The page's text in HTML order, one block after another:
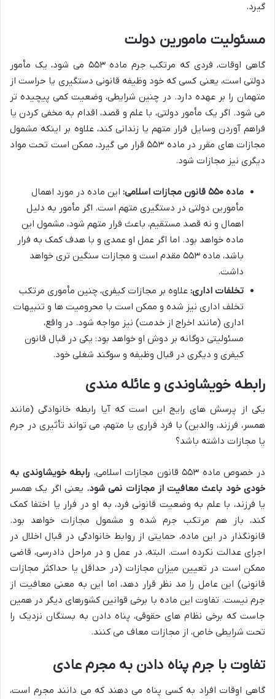
گیرد.
مسئولیت مامورین دولت
گاهی اوقات، فردی که مرتکب جرم ماده ۵۵۳ می شود، یک مأمور
دولتی است، یعنی کسی که خود وظیفه قانونی دستگیری یا حراست از
متهمان را بر عهده دارد. در چنین شرایطی، وضعیت کمی پیچیده تر
می شود. اگر یک مأمور دولتی، با علم و قصد، اقدام به مخفی کردن یا
فراهم آوردن وسایل فرار متهم یا زندانی کند، علاوه بر اینکه مشمول
مجازات های مقرر در ماده ۵۵۳ قرار می گیرد، ممکن است تحت مواد
دیگری نیز مجازات شود.
ماده ۵۵۰ قانون مجازات اسلامی:
این ماده در مورد اهمال
مأمورین دولتی در دستگیری متهم است. اگر مأمور به دلیل
اهمال و نه قصد مستقیم، باعث فرار متهم شود، مشمول این
ماده خواهد بود. اما اگر عمل او عمدی و با هدف کمک به فرار
باشد، ماده ۵۵۳ مقدم است و مجازات سنگین تری خواهد
داشت.
تخلفات اداری: علاوه بر مجازات کیفری، چنین مأموری مرتکب
تخلف اداری نیز شده و ممکن است با محرومیت ها و تنبیهات
اداری (مانند اخراج از خدمت) نیز مواجه شود. در واقع،
مسئولیتی دوگانه بر دوش او خواهد بود: یکی در قبال قانون
کیفری و دیگری در قبال وظیفه و سوگند شغلی خود.
رابطه خویشاوندی و عائله مندی
یکی از پرسش های رایج این است که آیا رابطه خانوادگی (مانند
همسر، فرزند، والدین) با فرد فراری یا متهم، می تواند تأثیری در جرم
یا مجازات داشته باشد؟
در خصوص ماده ۵۵۳ قانون مجازات اسلامی،
رابطه خویشاوندی به
خودی خود باعث معافیت از مجازات نمی شود. یعنی اگر یک همسر
یا فرزند، با علم به وضعیت قانونی فرد، به او در فرار یا اختفا کمک
کند، باز هم مرتکب جرم شده و مشمول مجازات خواهد بود.
قانونگذار در این ماده، حمایتی از روابط خانوادگی در قبال اخلال در
اجرای عدالت نکرده است. البته، در عمل و در مراحل دادرسی، قاضی
ممکن است در تعیین میزان مجازات (در حداقل یا حداکثر مجازات
قانونی) این عامل را مد نظر قرار دهد، اما این به معنی معافیت از
جرم نیست. تفاوت این ماده با برخی قوانین کشورهای دیگر در همین
جاست که برخی نظام های حقوقی، پناه دادن به بستگان نزدیک را
تحت شرایطی خاص، از مجازات معاف می کنند.
تفاوت با جرم پناه دادن به مجرم عادی
گاهی اوقات افراد به کسی پناه می دهند که می دانند مجرم است،